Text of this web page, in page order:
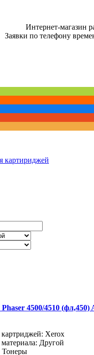
Интернет-магазин
Заявки по телефону
картириджей
4500/4510 (фл,450)
Xerox
Другой
Тонеры